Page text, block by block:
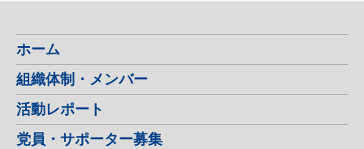
ホーム
組織体制・メンバー
活動レポート
党員・サポーター募集